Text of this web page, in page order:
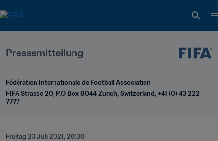
Pressemitteilung
Fédération Internationale de Football Association
FIFA Strasse 20, P.O Box 8044 Zurich, Switzerland, +41 (0) 43 222
7777
Freitag 23 Juli 2021, 20:30